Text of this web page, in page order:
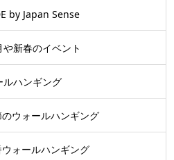
by Japan Sense
や新春のイベント
ルハンギング
ウォールハンギング
ウォールハンギング